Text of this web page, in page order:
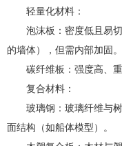
轻量化材料：
泡沫板：密度低且易切
的墙体），但需内部加固。
碳纤维板：强度高、重
复合材料：
玻璃钢：玻璃纤维与树
面结构（如船体模型）。